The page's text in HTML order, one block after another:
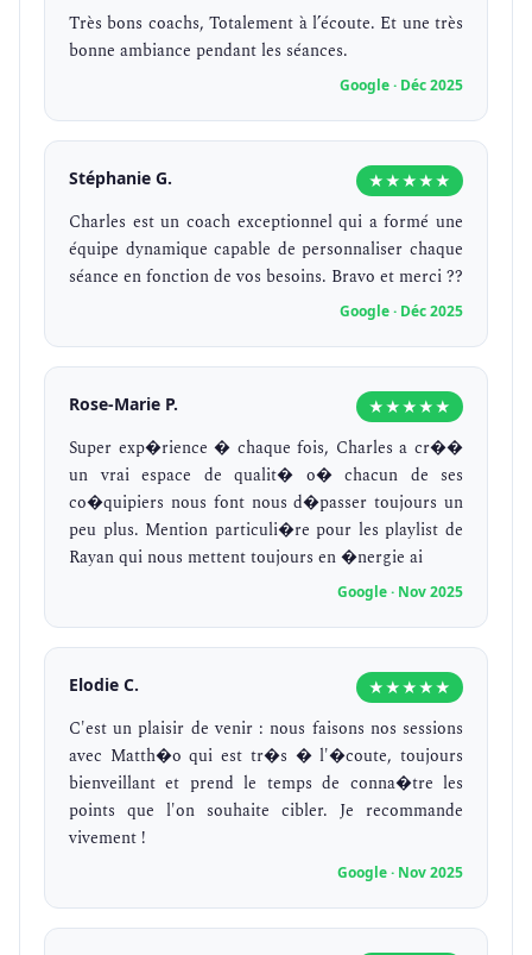
Très bons coachs, Totalement à l’écoute. Et une très
bonne ambiance pendant les séances.
Google · Déc 2025
Stéphanie G. ★★★★★
Charles est un coach exceptionnel qui a formé une
équipe dynamique capable de personnaliser chaque
séance en fonction de vos besoins. Bravo et merci ??
Google · Déc 2025
Rose-Marie P. ★★★★★
Super exp�rience � chaque fois, Charles a cr��
un vrai espace de qualit� o� chacun de ses
co�quipiers nous font nous d�passer toujours un
peu plus. Mention particuli�re pour les playlist de
Rayan qui nous mettent toujours en �nergie ai
Google · Nov 2025
Elodie C. ★★★★★
C'est un plaisir de venir : nous faisons nos sessions
avec Matth�o qui est tr�s � l'�coute, toujours
bienveillant et prend le temps de conna�tre les
points que l'on souhaite cibler. Je recommande
vivement !
Google · Nov 2025